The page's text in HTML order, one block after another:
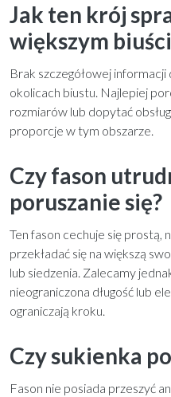
Jak ten krój
większym
Brak szczegółowej
okolicach biustu. Najlepiej
rozmiarów lub dopytać
proporcje w tym obszarze.
Czy fason
poruszanie się?
Ten fason cechuje się prostą,
przekładać się na większą
lub siedzenia. Zalecamy
nieograniczona długość lub
ograniczają kroku.
Czy sukienka
Fason nie posiada przeszyć